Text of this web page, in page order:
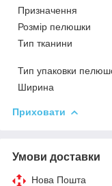
Призначення
Розмір пелюшки
Тип тканини
Тип упаковки
Ширина
Приховати
Умови доставки
Нова Пошта